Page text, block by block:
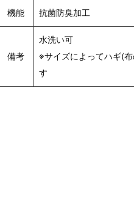
機能 抗菌防臭加工
備考
水洗い可
※サイズによってハギ(
す